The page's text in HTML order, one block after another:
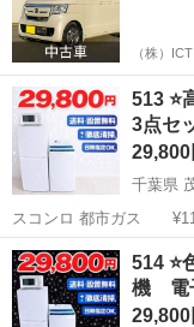
（株）ICT
513
3点セ
29,800
千葉県
スコンロ 都市ガス
千葉 茂原市 茂原
514 ⭐️
機 電
29,800